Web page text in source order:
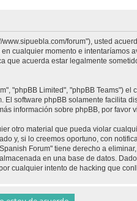
forum"), usted
cualquier momento e intentaríamos
acuerda estar legalmente
"phpBB Limited", "phpBB Teams")
. El software phpBB solamente facilita
información sobre phpBB, por favor
otro material que pueda violar
y, si lo creemos oportuno, con
Forum" tiene derecho a
en una base de datos.
cualquier intento de hacking que